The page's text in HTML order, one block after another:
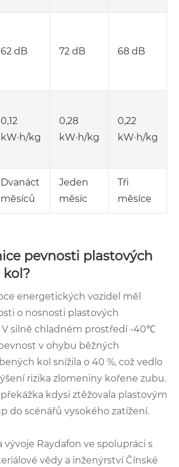
62 dB 72 dB 68 dB
0,12
kW·h/kg
0,28
kW·h/kg
0,22
kW·h/kg
Dvanáct
měsíců
Jeden
měsíc
Tři
měsíce
pevnosti plastových
kol?
energetických vozidel měl
o nosnosti plastových
V silně chladném prostředí -40℃
v ohybu běžných
kol snížila o 40 %, což vedlo
rizika zlomeniny kořene zubu.
kdysi ztěžovala plastovým
do scénářů vysokého zatížení.
vývoje Raydafon ve spolupráci s
vědy a inženýrství Čínské